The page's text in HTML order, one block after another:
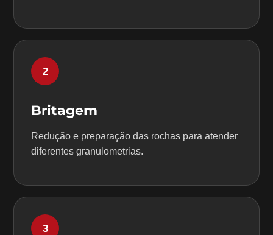
2
Britagem
Redução e preparação das rochas para atender
diferentes granulometrias.
3